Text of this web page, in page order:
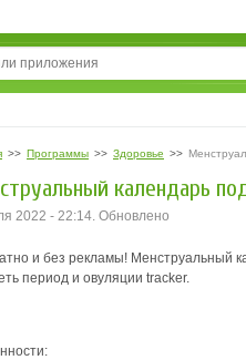
>> Программы >> Здоровье >>
календарь
2022 - 22:14. Обновлено
и без рекламы! Менструальный
период и овуляции tracker.